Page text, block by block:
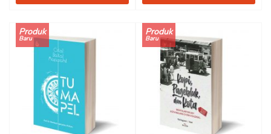
Produk
Baru
Produk
Baru